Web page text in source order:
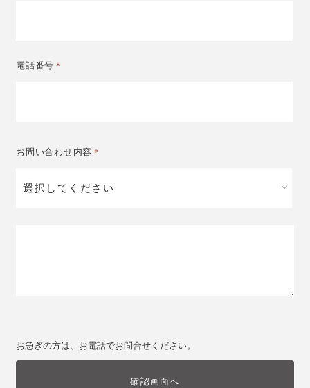
電話番号 ＊
お問い合わせ内容 ＊
選択してください
お急ぎの方は、お電話でお問合せください。